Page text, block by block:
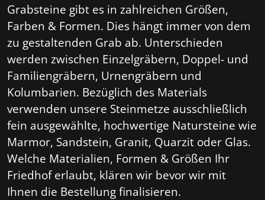
Grabsteine gibt es in zahlreichen Größen,
Farben & Formen. Dies hängt immer von dem
zu gestaltenden Grab ab. Unterschieden
werden zwischen Einzelgräbern, Doppel- und
Familiengräbern, Urnengräbern und
Kolumbarien. Bezüglich des Materials
verwenden unsere Steinmetze ausschließlich
fein ausgewählte, hochwertige Natursteine wie
Marmor, Sandstein, Granit, Quarzit oder Glas.
Welche Materialien, Formen & Größen Ihr
Friedhof erlaubt, klären wir bevor wir mit
Ihnen die Bestellung finalisieren.